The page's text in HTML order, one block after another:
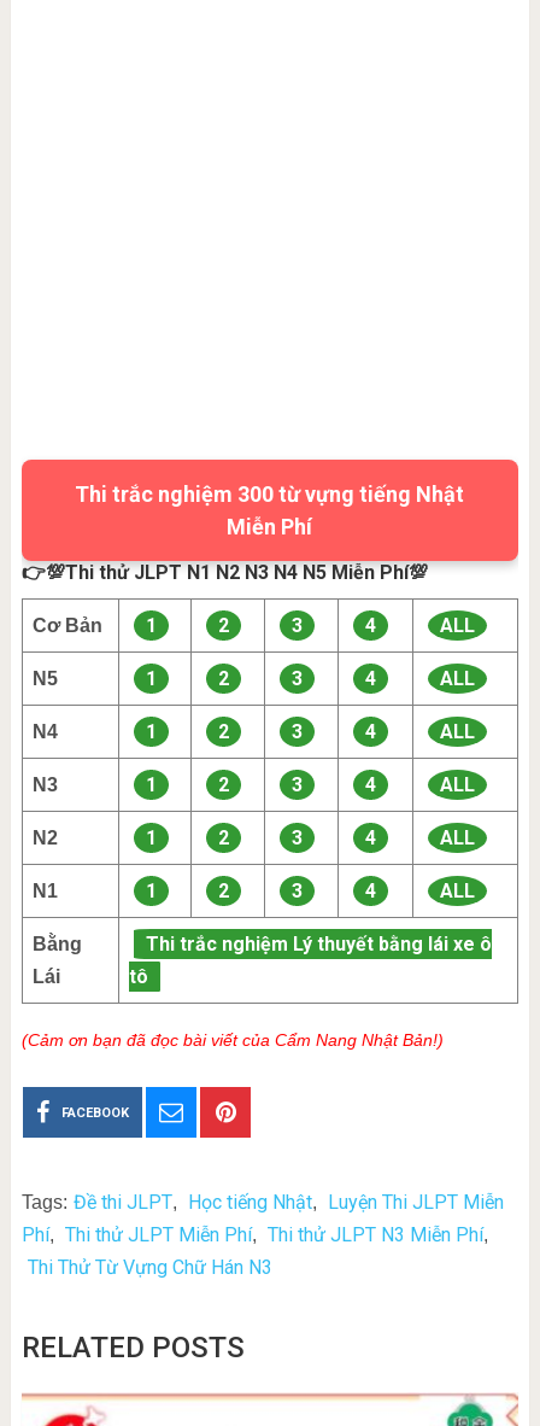
Thi trắc nghiệm 300 từ vựng tiếng Nhật
Miễn Phí
👉💯Thi thử JLPT N1 N2 N3 N4 N5 Miễn Phí💯
Cơ Bản 1 2 3 4 ALL
N5 1 2 3 4 ALL
N4 1 2 3 4 ALL
N3 1 2 3 4 ALL
N2 1 2 3 4 ALL
N1 1 2 3 4 ALL
Bằng
Lái
Thi trắc nghiệm Lý thuyết bằng lái xe ô
tô
(Cảm ơn bạn đã đọc bài viết của Cẩm Nang Nhật Bản!)
FACEBOOK
Tags: Đề thi JLPT, Học tiếng Nhật,
Luyện Thi JLPT Miễn
Phí, Thi thử JLPT Miễn Phí, Thi thử JLPT N3 Miễn Phí,
Thi Thử Từ Vựng Chữ Hán N3
RELATED POSTS